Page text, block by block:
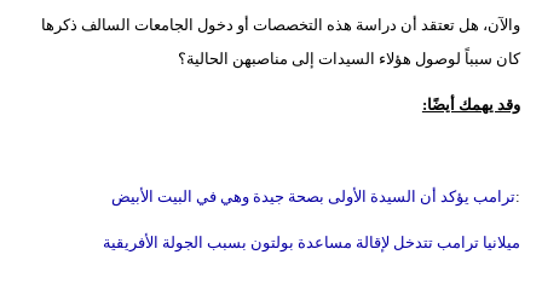
والآن، هل تعتقد أن دراسة هذه التخصصات أو دخول الجامعات السالف ذكرها
كان سبباً لوصول هؤلاء السيدات إلى مناصبهن الحالية؟
وقد يهمك أيضًا:
:ترامب يؤكد أن السيدة الأولى بصحة جيدة وهي في البيت الأبيض
ميلانيا ترامب تتدخل لإقالة مساعدة بولتون بسبب الجولة الأفريقية